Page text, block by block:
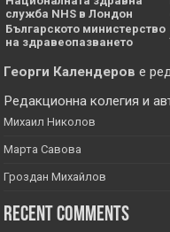
служба NHS в Лондон
Българското министерство
на здравеопазването
Георги Календеров е
Редакционна колегия и
Михаил Николов
Марта Савова
Гроздан Михайлов
Recent Comments